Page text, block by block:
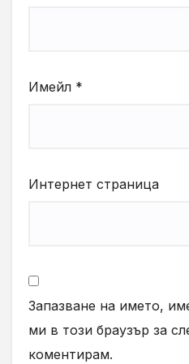
Имейл *
Интернет страница
Запазване на името,
ми в този браузър за
коментирам.